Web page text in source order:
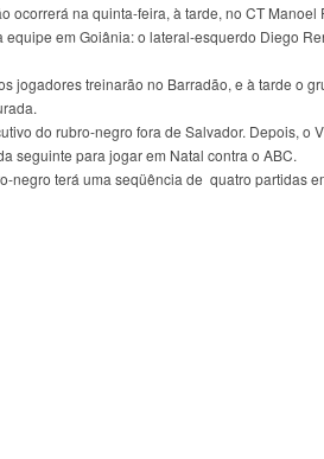
ocorrerá na quinta-feira, à tarde, no CT Manoel
em Goiânia: o lateral-esquerdo Diego
jogadores treinarão no Barradão, e à tarde o
do rubro-negro fora de Salvador. Depois,
seguinte para jogar em Natal contra o ABC.
negro terá uma seqüência de quatro partidas